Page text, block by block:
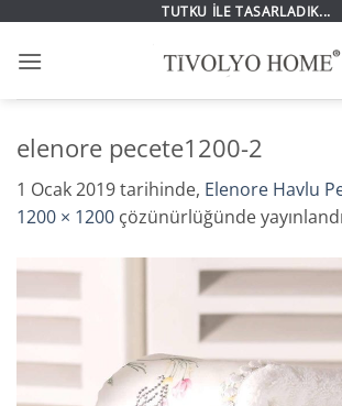
TUTKU İLE TASARLADIK...
elenore pecete1200-2
1 Ocak 2019tarihinde, Elenore Havlu
1200 × 1200 çözünürlüğünde yayınlandı